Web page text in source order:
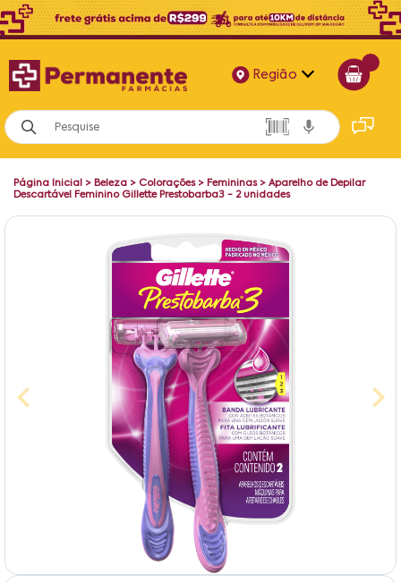
Região
Alagoas
Bahia
Paraíba
Página Inicial > Beleza > Colorações> Femininas> Aparelho de Depilar
Descartável Feminino Gillette Prestobarba3 - 2 unidades